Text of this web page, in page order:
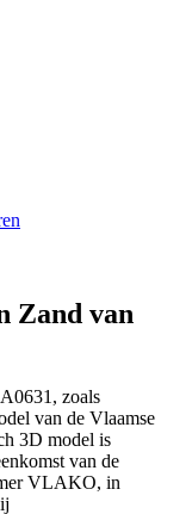
Zand van
zoals
van de Vlaamse
3D model is
van de
VLAKO, in